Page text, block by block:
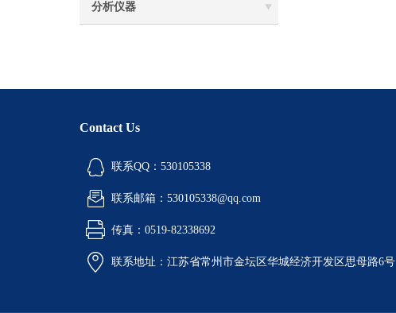
分析仪器
Contact Us
联系QQ：530105338
联系邮箱：530105338@qq.com
传真：0519-82338692
联系地址：江苏省常州市金坛区华城经济开发区思母路6号